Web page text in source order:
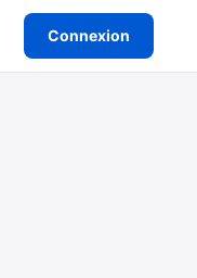
Connexion